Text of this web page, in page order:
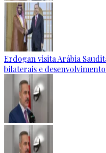
Erdogan visita Arábia
bilaterais e